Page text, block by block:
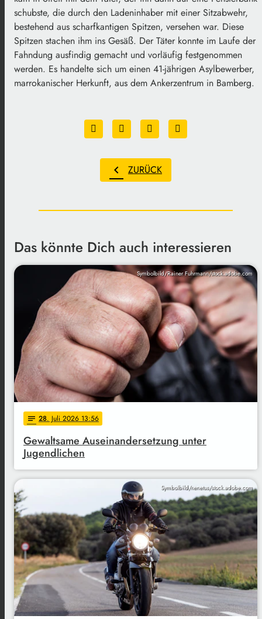
schubste, die durch den Ladeninhaber mit einer Sitzabwehr,
bestehend aus scharfkantigen Spitzen, versehen war. Diese
Spitzen stachen ihm ins Gesäß. Der Täter konnte im Laufe der
Fahndung ausfindig gemacht und vorläufig festgenommen
werden. Es handelte sich um einen 41-jährigen Asylbewerber,
marrokanischer Herkunft, aus dem Ankerzentrum in Bamberg.
chevron_left ZURÜCK
Das könnte Dich auch interessieren
Symbolbild/Rainer Fuhrmann/stock.adobe.com
notes 28. Juli 2026 13:56
Gewaltsame Auseinandersetzung unter
Jugendlichen
Symbolbild/nenetus/stock.adobe.com